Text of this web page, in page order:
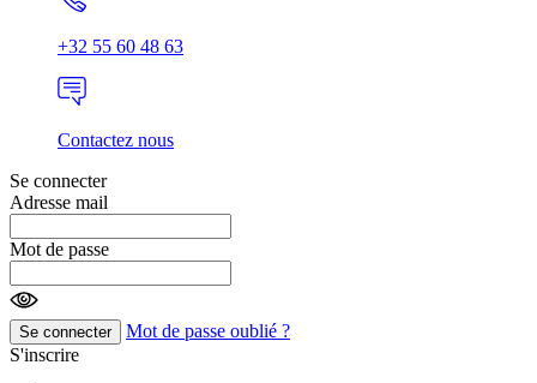
+32 55 60 48 63
Contactez nous
Se connecter
Adresse mail
Mot de passe
Se connecter
Mot de passe oublié ?
S'inscrire